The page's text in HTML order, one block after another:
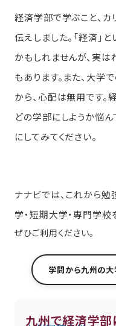
経済学部で学ぶこと、カ
伝えしました。「経済」
かもしれませんが、実
もあります。また、大学
から、心配は無用です。
どの学部にしようか悩
にしてみてください。
ナナビでは、これから
学・短期大学・専門学校
ぜひご利用ください。
学問から九州の大
九州で経済学部